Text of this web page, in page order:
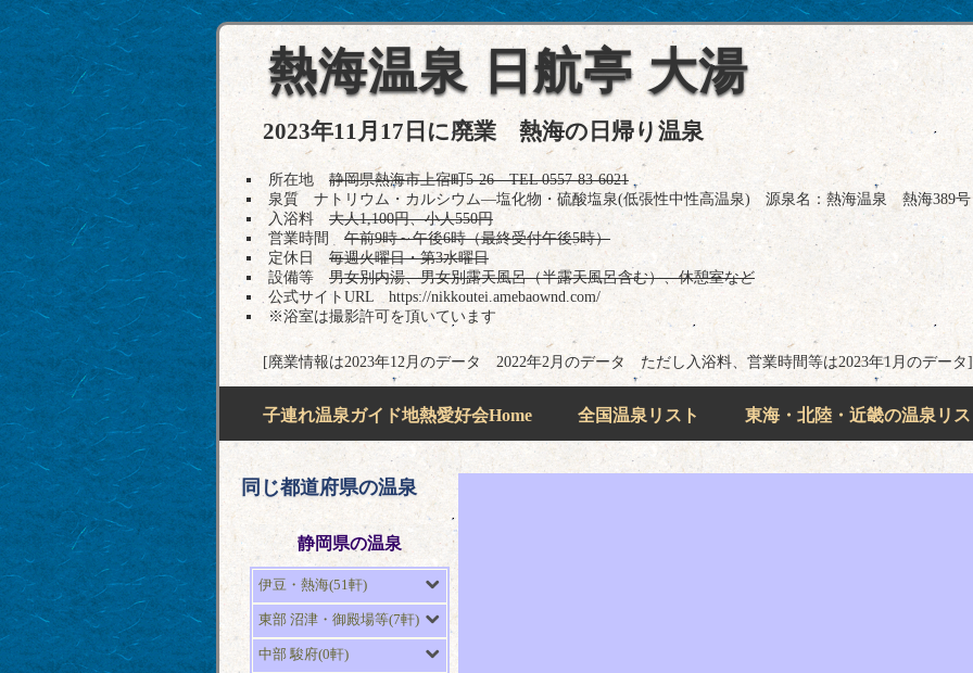
熱海温泉 日航亭 大湯
2023年11月17日に廃業 熱海の日帰り温泉
所在地 静岡県熱海市上宿町5-26 TEL 0557-83-6021
泉質 ナトリウム・カルシウム―塩化物・硫酸塩泉(低張性中性高温泉) 源泉名：熱海温泉 熱海389号
入浴料 大人1,100円、小人550円
営業時間 午前9時～午後6時（最終受付午後5時）
定休日 毎週火曜日・第3水曜日
設備等男女別内湯、男女別露天風呂（半露天風呂含む）、休憩室など
公式サイトURL https://nikkoutei.amebaownd.com/
※浴室は撮影許可を頂いています
[廃業情報は2023年12月のデータ 2022年2月のデータ ただし入浴料、営業時間等は2023年1月のデータ]
子連れ温泉ガイド地熱愛好会Home 全国温泉リスト 東海・北陸・近畿の温泉リ
同じ都道府県の温泉